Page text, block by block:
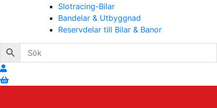
Slotracing-Bilar
Bandelar & Utbyggnad
Reservdelar till Bilar & Banor